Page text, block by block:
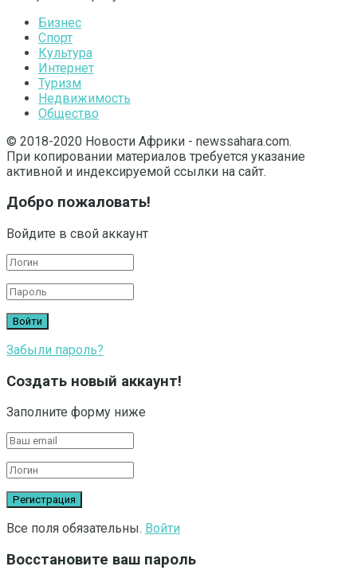
Бизнес
Спорт
Культура
Интернет
Туризм
Недвижимость
Общество
© 2018-2020 Новости Африки - newssahara.com.
При копировании материалов требуется указание
активной и индексируемой ссылки на сайт.
Добро пожаловать!
Войдите в свой аккаунт
Забыли пароль?
Создать новый аккаунт!
Заполните форму ниже
Все поля обязательны. Войти
Восстановите ваш пароль